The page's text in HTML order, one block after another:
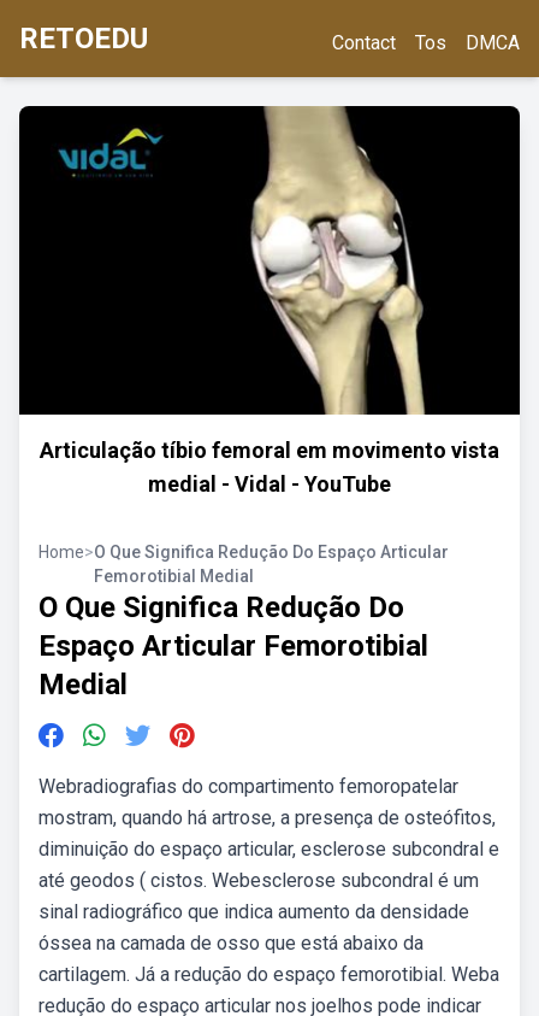
RETOEDU Contact Tos DMCA
Articulação tíbio femoral em movimento vista
medial - Vidal - YouTube
Home>O Que Significa Redução Do Espaço Articular
Femorotibial Medial
O Que Significa Redução Do
Espaço Articular Femorotibial
Medial
Webradiografias do compartimento femoropatelar
mostram, quando há artrose, a presença de osteófitos,
diminuição do espaço articular, esclerose subcondral e
até geodos ( cistos. Webesclerose subcondral é um
sinal radiográfico que indica aumento da densidade
óssea na camada de osso que está abaixo da
cartilagem. Já a redução do espaço femorotibial. Weba
redução do espaço articular nos joelhos pode indicar